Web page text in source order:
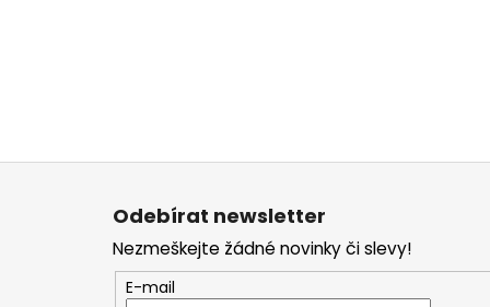
Z
Odebírat newsletter
Nezmeškejte žádné novinky či slevy!
E-mail